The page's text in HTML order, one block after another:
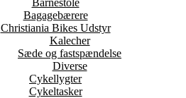
Barnestole
Bagagebærere
Christiania Bikes Udstyr
Kalecher
Sæde og fastspændelse
Diverse
Cykellygter
Cykeltasker